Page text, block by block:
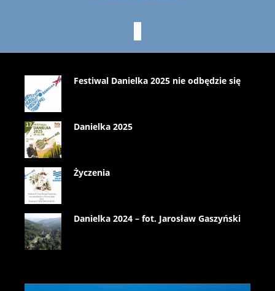
Festiwal Danielka 2025 nie odbędzie się
Danielka 2025
Życzenia
Danielka 2024 – fot. Jarosław Gaszyński